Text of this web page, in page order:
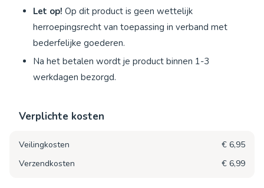
Let op! Op dit product is geen wettelijk
herroepingsrecht van toepassing in verband met
bederfelijke goederen.
Na het betalen wordt je product binnen 1-3
werkdagen bezorgd.
Verplichte kosten
Veilingkosten
€ 6,95
Verzendkosten
€ 6,99